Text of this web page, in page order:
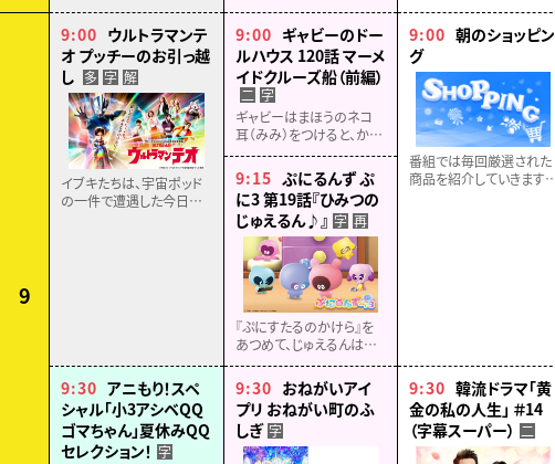
よく考え、未来を切り拓く力
を育む親子で楽しめる教
育番組。
9
9:00 ウルトラマンテ
オ プッチーのお引っ越
し 多 字 解
イブキたちは、宇宙ポッド
の一件で遭遇した今日子
9:30 アニもり！スペ
シャル「小3アシベQQ
ゴマちゃん」夏休みQQ
セレクション！ 字
でのりタイのりものゼッタ
イ見つかる！のりもの情報
キッズバラエティ
9:00 ギャビーのドー
ルハウス 120話 マーメ
イドクルーズ船（前編）
二 字
ギャビーはまほうのネコ
耳（みみ）をつけると、から
だがちいさくなってふしぎ
なドールハウスにはいって
あそべちゃう！まほうのお
へやでたのしいぼうけんが
はじまるよ！
9:15 ぷにるんず ぷ
に3 第19話『ひみつの
じゅえるん♪』 字 再
『ぷにすたるのかけら』を
あつめて、じゅえるんは何
を作ろうとしているんだろ
う？と話しているあいるん
たち。そこにじゅえるんが
やってきて、みんなでカチ
コチランドへ。
9:30 おねがいアイ
プリ おねがい町のふ
しぎ 字
9:00 朝のショッピン
グ
番組では毎回厳選された
商品を紹介していきます。
9:30 韓流ドラマ「黄
金の私の人生」 ＃14
（字幕スーパー） 二